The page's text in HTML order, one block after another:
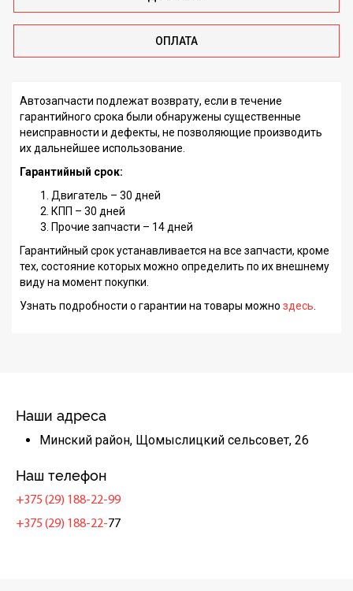
ОПЛАТА
Автозапчасти подлежат возврату, если в течение
гарантийного срока были обнаружены существенные
неисправности и дефекты, не позволяющие производить
их дальнейшее использование.
Гарантийный срок:
Двигатель – 30 дней
КПП – 30 дней
Прочие запчасти – 14 дней
Гарантийный срок устанавливается на все запчасти, кроме
тех, состояние которых можно определить по их внешнему
виду на момент покупки.
Узнать подробности о гарантии на товары можно здесь.
Наши адреса
Минский район, Щомыслицкий сельсовет, 26
Наш телефон
+375 (29) 188-22-99
+375 (29) 188-22-77